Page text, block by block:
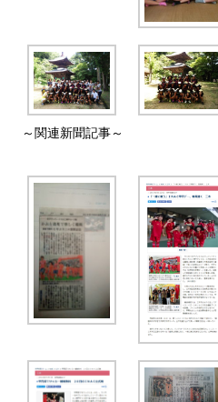
～関連新聞記事～